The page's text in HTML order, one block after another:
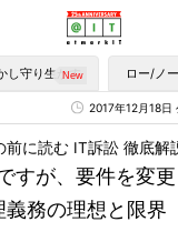
し守り生かす ロー/ノ
2017年12月18日
すが、要件を変
義務の理想と限界
前に読む IT訴訟 徹底解